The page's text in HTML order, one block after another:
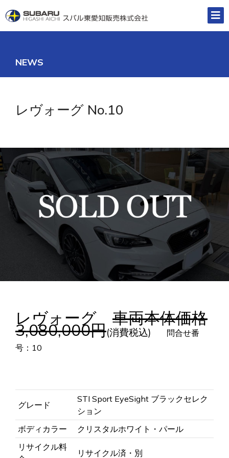
NEWS
レヴォーグ No.10
レヴォーグ 車両本体価格
3,080,000円(消費税込)
問合せ番
号：10
グレード
STI Sport EyeSight ブラックセレク
ション
ボディカラー
クリスタルホワイト・パール
リサイクル料
リサイクル済・別